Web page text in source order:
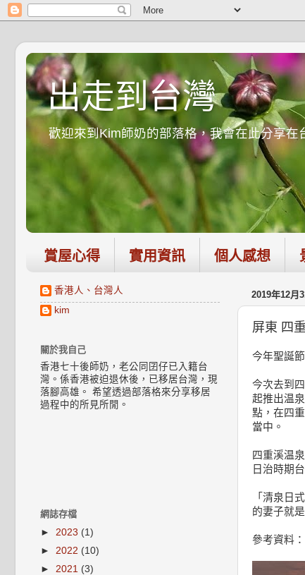
出走到台灣
歡迎來到Kim師奶的部落格，我會在此分享
賞屋心得 實用資訊 個人感想
2019年12月
屏東 四
今年聖誕
今次去到
起推出温
點，在四
當中。
四重溪温
日治時期
「清泉日
的妻子就
參考資料：
香港人、台灣人
kim
關於我自己
香港七十後師奶，老公同囝仔已入籍台
灣。係香港被迫退休後，已移居台灣，現
落腳高雄。 希望透過部落格來分享移居
過程中的所見所閒。
網誌存檔
► 2023 (1)
► 2022 (10)
► 2021 (3)